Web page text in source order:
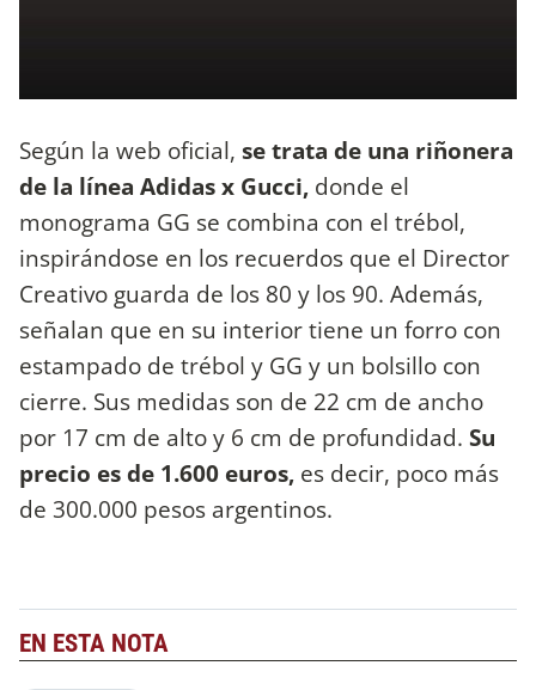
Según la web oficial, se trata de una riñonera
de la línea Adidas x Gucci, donde el
monograma GG se combina con el trébol,
inspirándose en los recuerdos que el Director
Creativo guarda de los 80 y los 90. Además,
señalan que en su interior tiene un forro con
estampado de trébol y GG y un bolsillo con
cierre. Sus medidas son de 22 cm de ancho
por 17 cm de alto y 6 cm de profundidad. Su
precio es de 1.600 euros, es decir, poco más
de 300.000 pesos argentinos.
EN ESTA NOTA